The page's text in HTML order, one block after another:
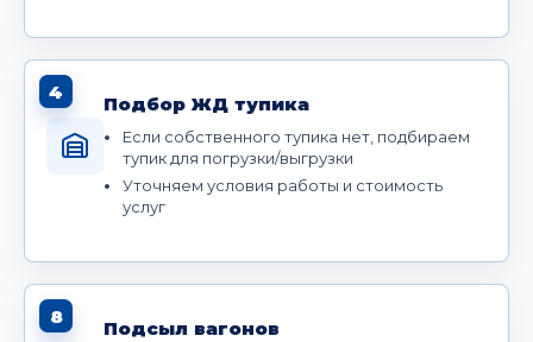
4
Подбор ЖД тупика
Если собственного тупика нет, подбираем
тупик для погрузки/выгрузки
Уточняем условия работы и стоимость
услуг
8
Подсыл вагонов